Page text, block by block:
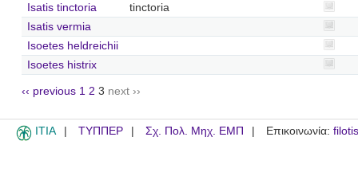
Isatis tinctoria
tinctoria
Isatis vermia
Isoetes heldreichii
Isoetes histrix
‹‹ previous 1 2 3 next ››
ITIA ΤΥΠΠΕΡ Σχ. Πολ. Μηχ. ΕΜΠ Επικοινωνία: